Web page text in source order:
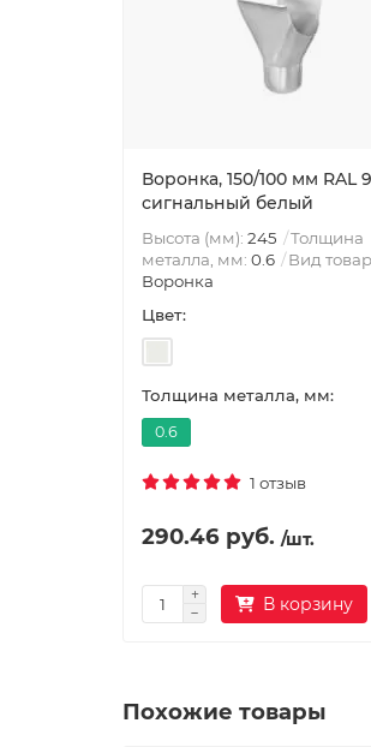
Воронка, 150/100 мм RAL
сигнальный белый
Высота (мм): 245
Толщина
металла, мм: 0.6
Вид
Воронка
Цвет:
Толщина металла, мм:
0.6
1 отзыв
290.46 руб. /шт.
В корзину
Похожие товары